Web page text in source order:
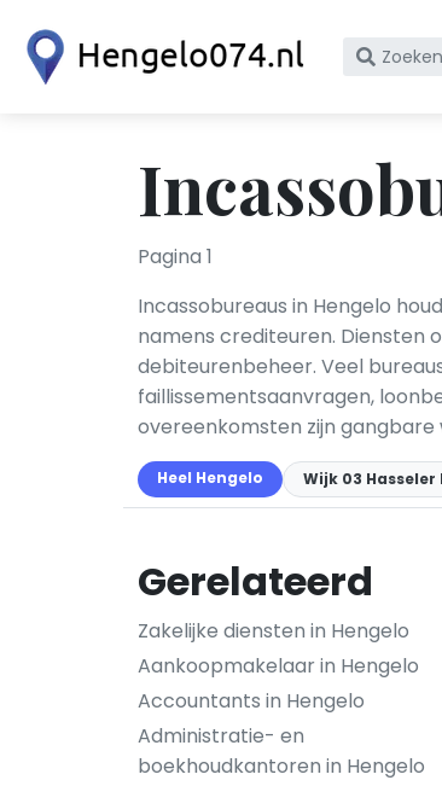
Zoek
KvK
Pagina 1
Incassobureaus in Hengelo
namens crediteuren. Diensten
debiteurenbeheer. Veel
faillissementsaanvragen,
overeenkomsten zijn gangbare
Heel Hengelo Wijk 03 Hasseler
Gerelateerd
Zakelijke diensten in Hengelo
Aankoopmakelaar in Hengelo
Accountants in Hengelo
Administratie- en
boekhoudkantoren in Hengelo